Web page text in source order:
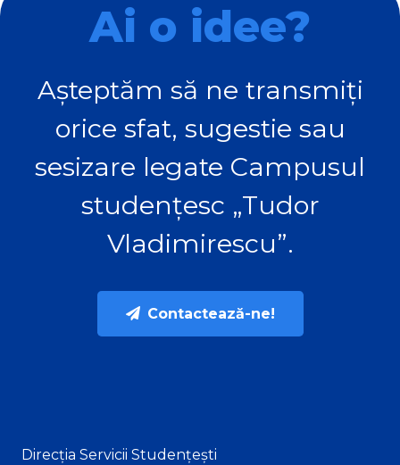
Ai o idee?
Așteptăm să ne transmiți
orice sfat, sugestie sau
sesizare legate Campusul
studențesc „Tudor
Vladimirescu”.
Contactează-ne!
Direcția Servicii Studențești